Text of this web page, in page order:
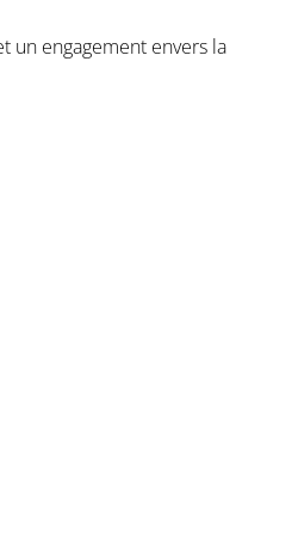
un engagement envers la